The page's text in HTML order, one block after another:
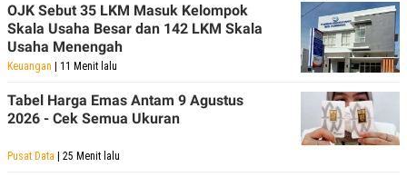
OJK Sebut 35 LKM Masuk Kelompok
Skala Usaha Besar dan 142 LKM Skala
Usaha Menengah
Keuangan | 11 Menit lalu
Tabel Harga Emas Antam 9 Agustus
2026 - Cek Semua Ukuran
Pusat Data | 25 Menit lalu